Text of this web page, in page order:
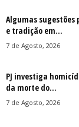
Algumas
e tradição em...
7 de Agosto, 2026
PJ investiga
da morte do...
7 de Agosto, 2026